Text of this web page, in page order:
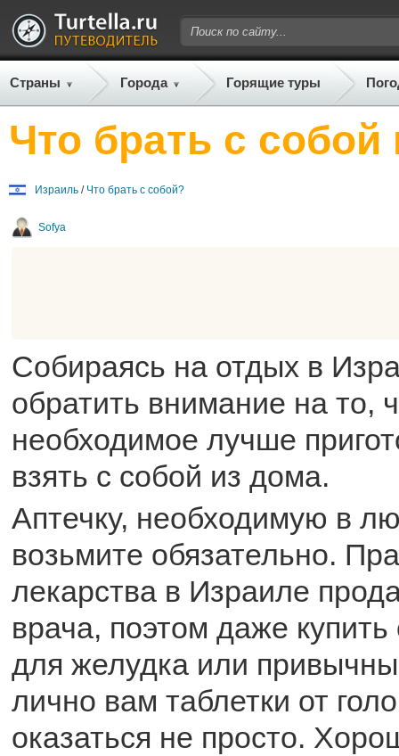
Страны Города Горящие туры
Что брать с
Израиль / Что брать с собой?
Sofya
Собираясь на отдых в
обратить внимание на то,
необходимое лучше
взять с собой из дома.
Аптечку, необходимую в
возьмите обязательно.
лекарства в Израиле
врача, поэтом даже
для желудка или
лично вам таблетки от
оказаться не просто.